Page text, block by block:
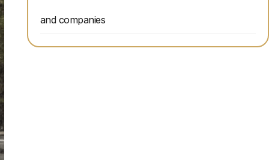
and companies